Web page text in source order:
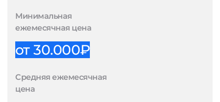
Минимальная
ежемесячная цена
от 30.000₽
Средняя ежемесячная
цена